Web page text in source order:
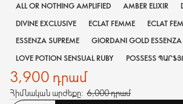
ALL OR NOTHING AMPLIFIED
AMBER ELIXIR
DIVINE EXCLUSIVE
ECLAT FEMME
ECLAT
ESSENZA SUPREME
GIORDANI GOLD ESSENZA
LOVE POTION SENSUAL RUBY
POSSESS
3,900 դրամ
Հիմնական արժեքը: 6,000 դրամ